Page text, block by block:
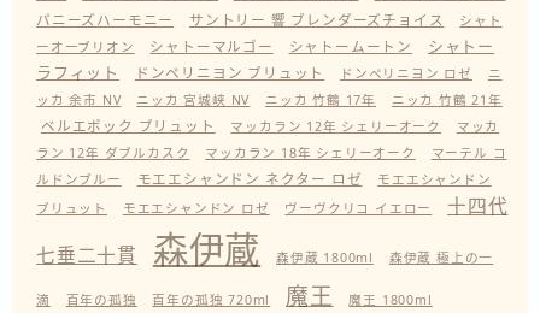
パニーズハーモニー
サントリー 響 ブレンダーズチョイス
シャト
ーオーブリオン
シャトーマルゴー シャトームートン
シャトー
ラフィット
ドンペリニヨン ブリュット ドンペリニヨン ロゼ
ニ
ッカ 余市 NV
ニッカ 宮城峡 NV ニッカ 竹鶴 17年 ニッカ 竹鶴 21年
ベルエポック ブリュット マッカラン 12年 シェリーオーク
マッカ
ラン 12年 ダブルカスク
マッカラン 18年 シェリーオーク
マーテル コ
ルドンブルー
モエエシャンドン ネクター ロゼ
モエエシャンドン
ブリュット
モエエシャンドン ロゼ ヴーヴクリコ イエロー
十四代
七垂二十貫
森伊蔵 森伊蔵 1800ml 森伊蔵 極上の一
滴 百年の孤独 百年の孤独 720ml 魔王 魔王 1800ml